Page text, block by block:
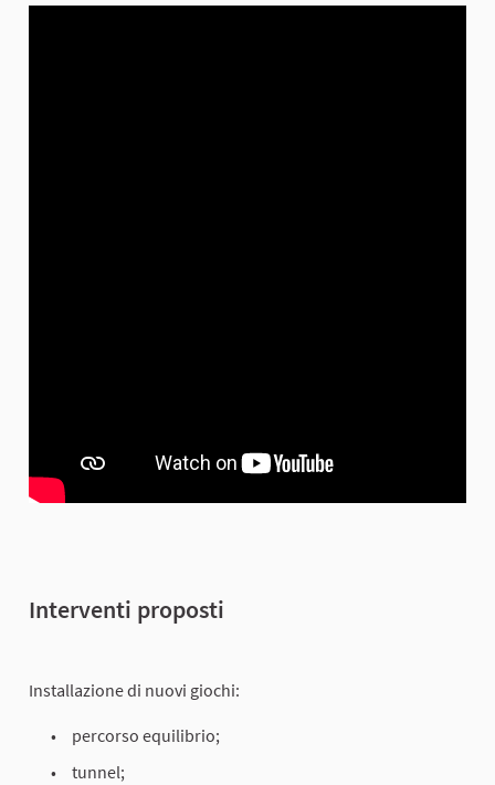
Interventi proposti
Installazione di nuovi giochi:
percorso equilibrio;
tunnel;